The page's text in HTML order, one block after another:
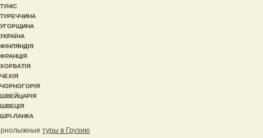
ТУНІС
ТУРЕЧЧИНА
УГОРЩИНА
УКРАЇНА
ФІНЛЯНДІЯ
ФРАНЦІЯ
ХОРВАТІЯ
ЧЕХІЯ
ЧОРНОГОРІЯ
ШВЕЙЦАРІЯ
ШВЕЦІЯ
ШРІ-ЛАНКА
туры в Грузию